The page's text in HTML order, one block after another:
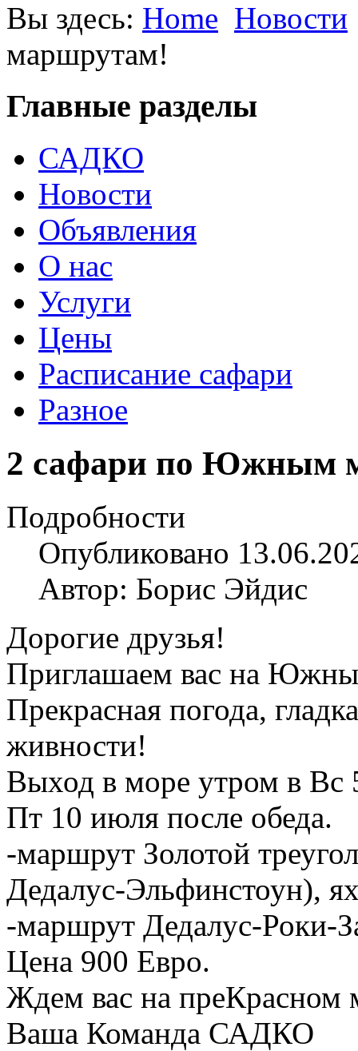
Вы здесь: Home Новости
маршрутам!
Главные разделы
САДКО
Новости
Объявления
О нас
Услуги
Цены
Расписание сафари
Разное
2 сафари по Южным
Подробности
Опубликовано
Автор: Борис Эйдис
Дорогие друзья!
Приглашаем вас на
Прекрасная погода,
живности!
Выход в море утром в Вс
Пт 10 июля после обеда.
-маршрут Золотой
Дедалус-Эльфинстоун),
-маршрут Дедалус-Роки-
Цена 900 Евро.
Ждем вас на преКрасном
Ваша Команда САДКО